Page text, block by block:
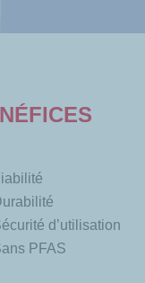
d’utilisation
PFAS